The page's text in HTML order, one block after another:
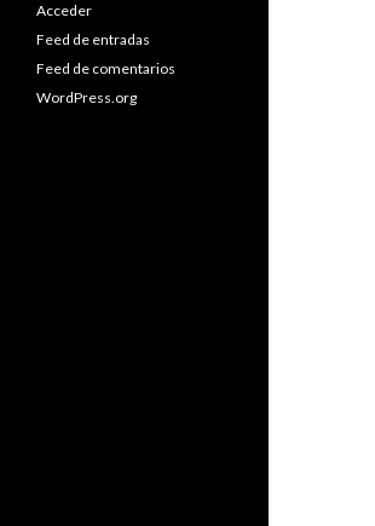
Acceder
Feed de entradas
Feed de comentarios
WordPress.org